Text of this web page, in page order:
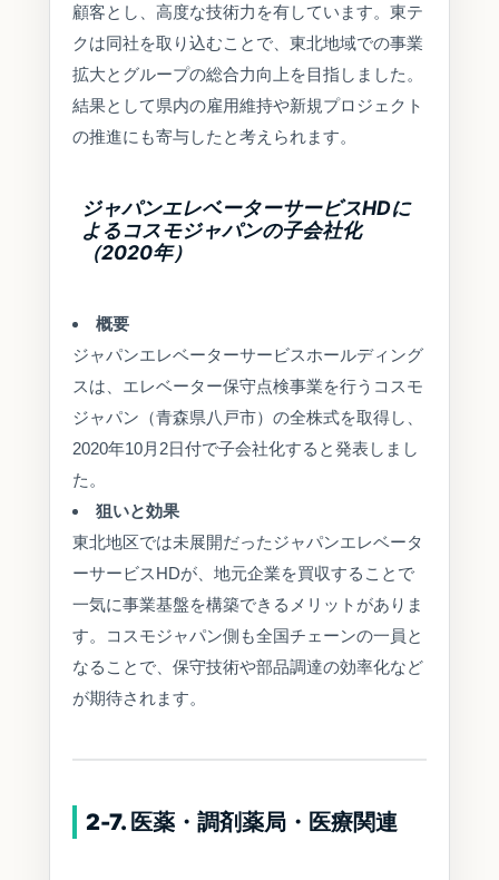
顧客とし、高度な技術力を有しています。東テ
クは同社を取り込むことで、東北地域での事業
拡大とグループの総合力向上を目指しました。
結果として県内の雇用維持や新規プロジェクト
の推進にも寄与したと考えられます。
ジャパンエレベーターサービスHDに
よるコスモジャパンの子会社化
（2020年）
概要
ジャパンエレベーターサービスホールディング
スは、エレベーター保守点検事業を行うコスモ
ジャパン（青森県八戸市）の全株式を取得し、
2020年10月2日付で子会社化すると発表しまし
た。
狙いと効果
東北地区では未展開だったジャパンエレベータ
ーサービスHDが、地元企業を買収することで
一気に事業基盤を構築できるメリットがありま
す。コスモジャパン側も全国チェーンの一員と
なることで、保守技術や部品調達の効率化など
が期待されます。
2-7. 医薬・調剤薬局・医療関連